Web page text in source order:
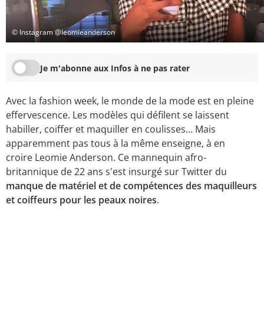
© Instagram @leomieanderson
Je m'abonne aux Infos à ne pas rater
Avec la fashion week, le monde de la mode est en pleine
effervescence. Les modèles qui défilent se laissent
habiller, coiffer et maquiller en coulisses… Mais
apparemment pas tous à la même enseigne, à en
croire Leomie Anderson. Ce mannequin afro-
britannique de 22 ans s'est insurgé sur Twitter du
manque de matériel et de compétences des maquilleurs
et coiffeurs pour les peaux noires.